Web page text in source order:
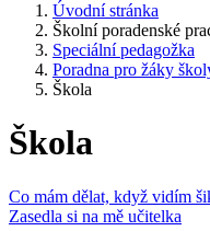
Úvodní stránka
Školní poradenské
Speciální pedagožka
Poradna pro žáky
Škola
Škola
Co mám dělat, když vidím
Zasedla si na mě učitelka